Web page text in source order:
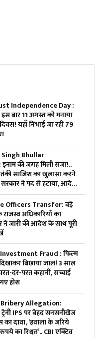
Independence Day :
बार 11 अगस्त को मनाया
यहाँ निभाई जा रही 79
Bhullar
की जगह मिली सजा!..
साजिश का खुलासा करने
ने पद से हटाया, आदेश
Officers Transfer: बड़े
अधिकारियों का
ने जारी की आदेश के साथ पूरी
Fraud : फिल्म
बिछाया जाल! 3 साल
दर-परत कहानी, सच्चाई
होश
Bribery Allegation:
IPS पर बेहद सनसनीखेज
दावा, ‘हवाला के जरिये
का रिश्वत’.. CBI एक्टिव